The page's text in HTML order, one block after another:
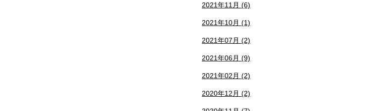
2021年11月 (6)
2021年10月 (1)
2021年07月 (2)
2021年06月 (9)
2021年02月 (2)
2020年12月 (2)